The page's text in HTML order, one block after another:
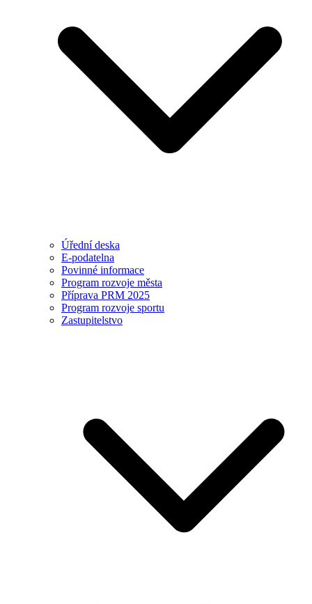
Úřední deska
E-podatelna
Povinné informace
Program rozvoje města
Příprava PRM 2025
Program rozvoje sportu
Zastupitelstvo